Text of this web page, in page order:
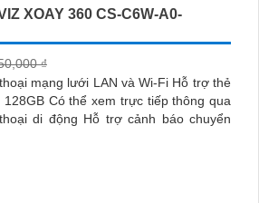
XOAY 360 CS-C6W-A0-
₫
Có thể xem trực tiếp thông qua
di động Hỗ trợ cảnh báo chuyển